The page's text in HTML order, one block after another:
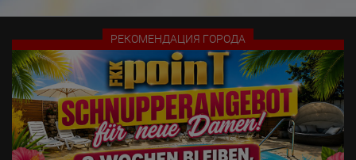
РЕКОМЕНДАЦИЯ ГОРОДА